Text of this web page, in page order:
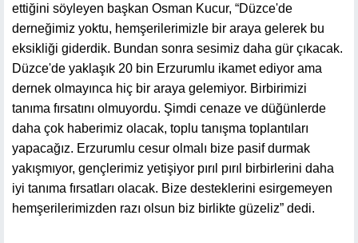
ettiğini söyleyen başkan Osman Kucur, “Düzce'de
derneğimiz yoktu, hemşerilerimizle bir araya gelerek bu
eksikliği giderdik. Bundan sonra sesimiz daha gür çıkacak.
Düzce'de yaklaşık 20 bin Erzurumlu ikamet ediyor ama
dernek olmayınca hiç bir araya gelemiyor. Birbirimizi
tanıma fırsatını olmuyordu. Şimdi cenaze ve düğünlerde
daha çok haberimiz olacak, toplu tanışma toplantıları
yapacağız. Erzurumlu cesur olmalı bize pasif durmak
yakışmıyor, gençlerimiz yetişiyor pırıl pırıl birbirlerini daha
iyi tanıma fırsatları olacak. Bize desteklerini esirgemeyen
hemşerilerimizden razı olsun biz birlikte güzeliz” dedi.